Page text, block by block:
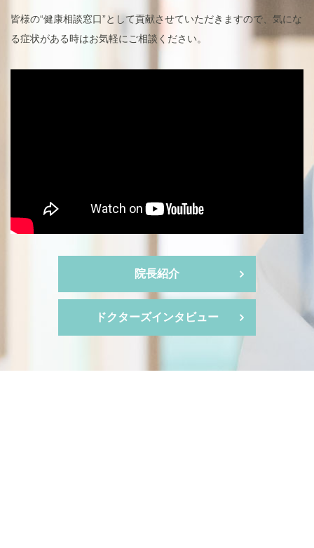
皆様の“健康相談窓口”として貢献させていただきますので、気にな
る症状がある時はお気軽にご相談ください。
院長紹介
ドクターズインタビュー